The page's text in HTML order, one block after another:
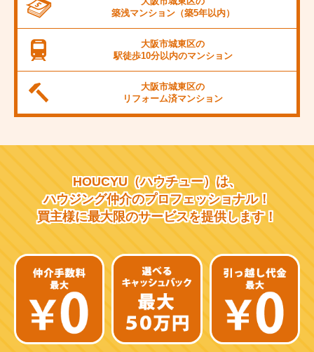
JR阪和線
JR桜島線
阪堺電軌上町線
東海道新幹線
阪急千里線
JR片町線
近鉄南大阪線
京阪中之島線
近鉄難波線
築浅マンション（築5年以内）
大阪市城東区の
駅徒歩10分以内のマンション
大阪市城東区の
リフォーム済マンション
HOUCYU（ハウチュー）は、
ハウジング仲介のプロフェッショナル！
買主様に最大限のサービスを提供します！